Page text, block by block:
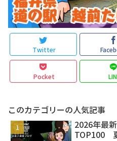
Twitter
Pocket
このカテゴリーの人気記事
2026年最
TOP100